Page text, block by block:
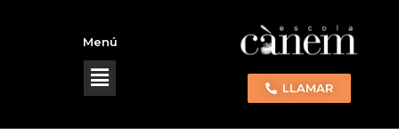
Menú
LLAMAR